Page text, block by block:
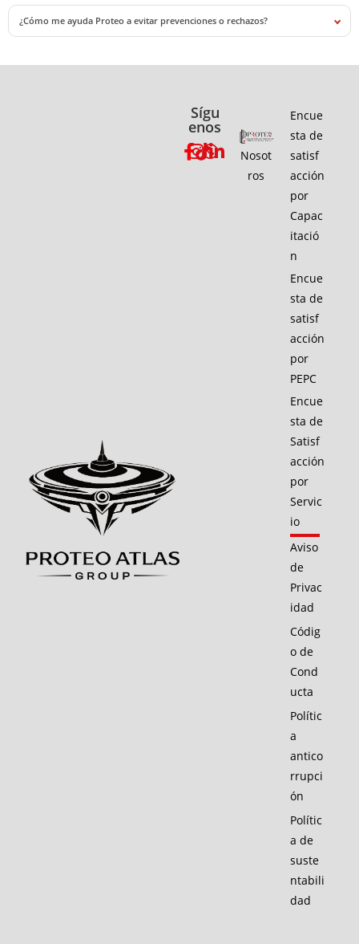
¿Cómo me ayuda Proteo a evitar prevenciones o rechazos?
Sígu
enos
Nosot
ros
Encue
sta de
satisf
acción
por
Capac
itació
n
Encue
sta de
satisf
acción
por
PEPC
Encue
sta de
Satisf
acción
por
Servic
io
Aviso
de
Privac
idad
Códig
o de
Cond
ucta
Polític
a
antico
rrupci
ón
Polític
a de
suste
ntabili
dad